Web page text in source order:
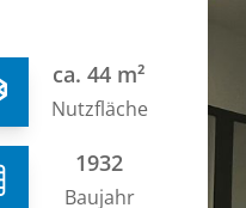
ca. 44 m²
Nutzfläche
1932
Baujahr